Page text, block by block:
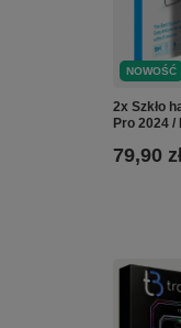
NOWOŚĆ
2x Szkło
Pro 2024 /
79,90